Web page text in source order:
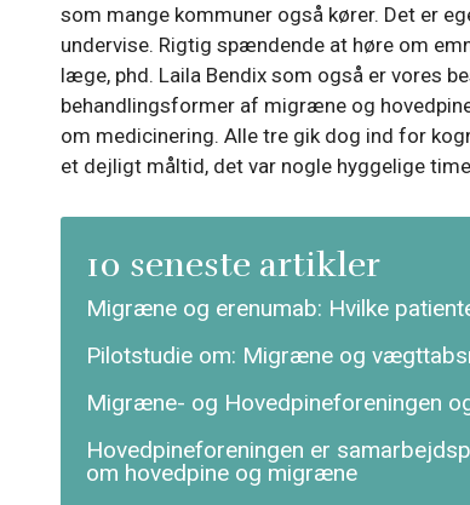
som mange kommuner også kører. Det er
undervise. Rigtig spændende at høre om
læge, phd. Laila Bendix som også er vores
behandlings­former af migræne og
om medicinering. Alle tre gik dog ind for
et dejligt måltid, det var nogle hyggelige
10 seneste artikler
Migræne og erenumab: Hvilke
Pilotstudie om: Migræne og
Migræne- og Hovedpineforeningen
Hovedpineforeningen er
om hovedpine og migræne